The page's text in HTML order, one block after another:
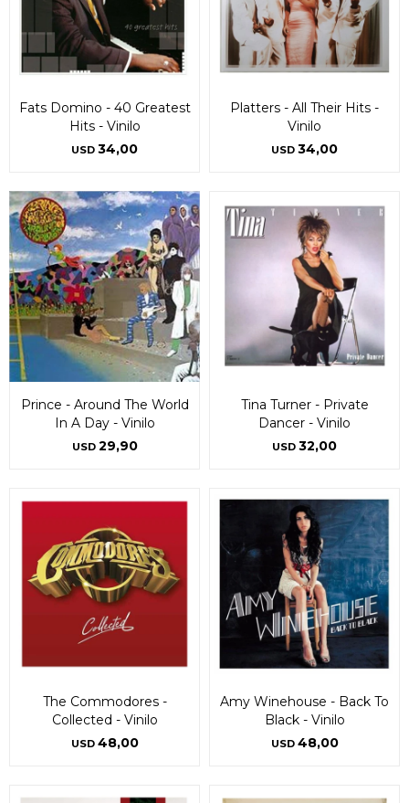
Fats Domino - 40 Greatest
Hits - Vinilo
USD 34,00
Platters - All Their Hits -
Vinilo
USD 34,00
Prince - Around The World
In A Day - Vinilo
USD 29,90
Tina Turner - Private
Dancer - Vinilo
USD 32,00
The Commodores -
Collected - Vinilo
USD 48,00
Amy Winehouse - Back To
Black - Vinilo
USD 48,00